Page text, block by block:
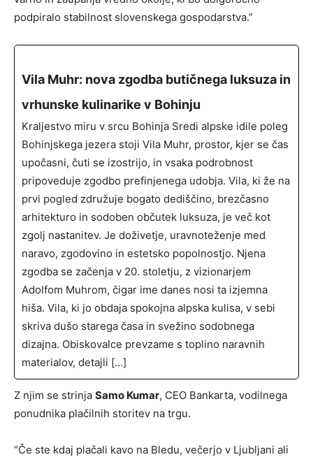
podpiralo stabilnost slovenskega gospodarstva.”
Vila Muhr: nova zgodba butičnega luksuza in
vrhunske kulinarike v Bohinju
Kraljestvo miru v srcu Bohinja Sredi alpske idile poleg
Bohinjskega jezera stoji Vila Muhr, prostor, kjer se čas
upočasni, čuti se izostrijo, in vsaka podrobnost
pripoveduje zgodbo prefinjenega udobja. Vila, ki že na
prvi pogled združuje bogato dediščino, brezčasno
arhitekturo in sodoben občutek luksuza, je več kot
zgolj nastanitev. Je doživetje, uravnoteženje med
naravo, zgodovino in estetsko popolnostjo. Njena
zgodba se začenja v 20. stoletju, z vizionarjem
Adolfom Muhrom, čigar ime danes nosi ta izjemna
hiša. Vila, ki jo obdaja spokojna alpska kulisa, v sebi
skriva dušo starega časa in svežino sodobnega
dizajna. Obiskovalce prevzame s toplino naravnih
materialov, detajli […]
Z njim se strinja Samo Kumar, CEO Bankarta, vodilnega
ponudnika plačilnih storitev na trgu.
“Če ste kdaj plačali kavo na Bledu, večerjo v Ljubljani ali